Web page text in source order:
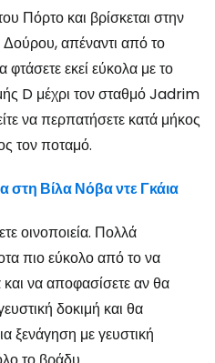
Πόρτο και βρίσκεται στην
απέναντι από το
φτάσετε εκεί εύκολα με το
D μέχρι τον σταθμό Jadrim
να περπατήσετε κατά μήκος
τον ποταμό.
στη Βίλα Νόβα ντε Γκάια
οινοποιεία. Πολλά
πιο εύκολο από το να
να αποφασίσετε αν θα
δοκιμή και θα
ξενάγηση με γευστική